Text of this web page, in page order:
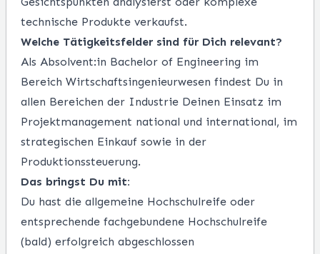
technische Produkte verkaufst.
Welche Tätigkeitsfelder sind für Dich relevant?
Als Absolvent:in Bachelor of Engineering im
Bereich Wirtschaftsingenieurwesen findest Du in
allen Bereichen der Industrie Deinen Einsatz im
Projektmanagement national und international, im
strategischen Einkauf sowie in der
Produktionssteuerung.
Das bringst Du mit:
Du hast die allgemeine Hochschulreife oder
entsprechende fachgebundene Hochschulreife
(bald) erfolgreich abgeschlossen